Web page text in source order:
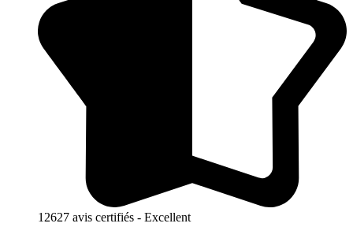
12627 avis certifiés - Excellent